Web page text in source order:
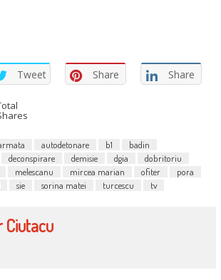
Tweet Share Share
autodetonare b1
badin
deconspirare demisie dgia
dobritoriu
melescanu mircea marian ofiter
pora
sie sorina matei turcescu tv
Ciutacu